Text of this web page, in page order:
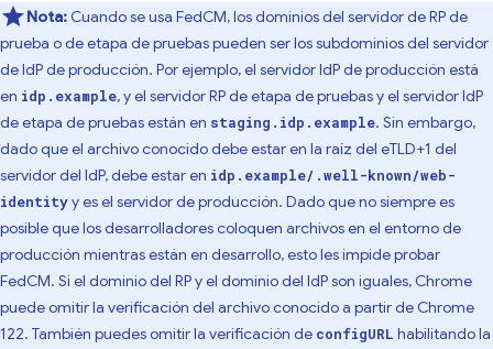
Nota: Cuando se usa FedCM, los dominios del servidor de RP de
prueba o de etapa de pruebas pueden ser los subdominios del servidor
de IdP de producción. Por ejemplo, el servidor IdP de producción está
en idp.example, y el servidor RP de etapa de pruebas y el servidor IdP
de etapa de pruebas están en staging.idp.example. Sin embargo,
dado que el archivo conocido debe estar en la raíz del eTLD+1 del
servidor del IdP, debe estar en idp.example/.well-known/web-
identityy es el servidor de producción. Dado que no siempre es
posible que los desarrolladores coloquen archivos en el entorno de
producción mientras están en desarrollo, esto les impide probar
FedCM. Si el dominio del RP y el dominio del IdP son iguales, Chrome
puede omitir la verificación del archivo conocido a partir de Chrome
122. También puedes omitir la verificación de configURL habilitando la